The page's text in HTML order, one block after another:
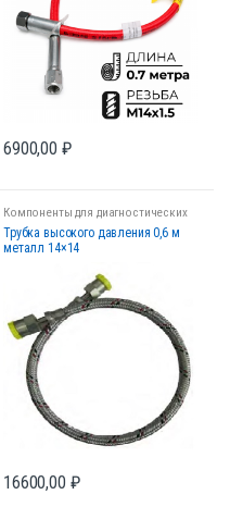
6900,00 ₽
Компоненты для диагностических
стендов
Трубка высокого давления 0,6 м
металл 14×14
16600,00 ₽